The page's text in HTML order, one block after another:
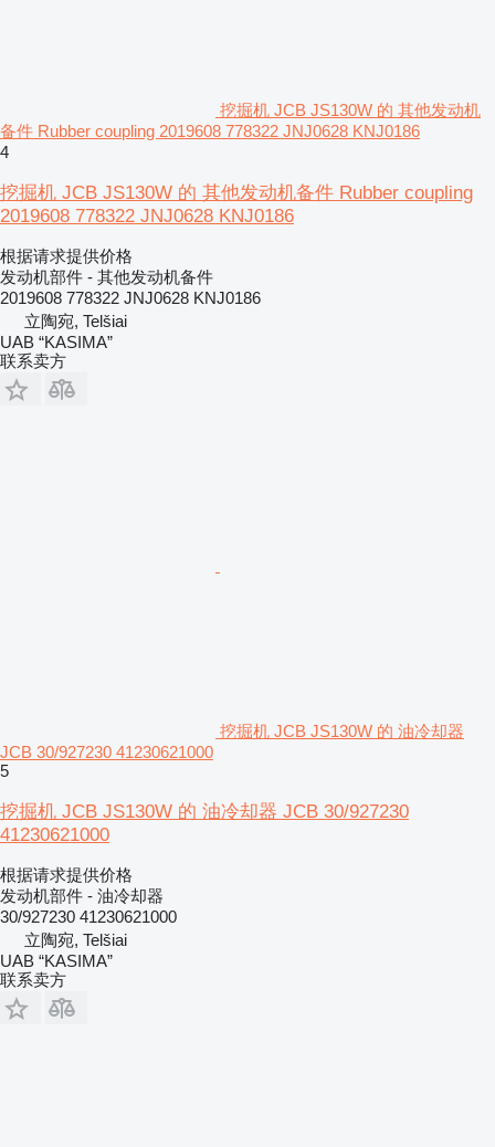
挖掘机 JCB JS130W 的 其他发动机
备件 Rubber coupling 2019608 778322 JNJ0628 KNJ0186
4
挖掘机 JCB JS130W 的 其他发动机备件 Rubber coupling
2019608 778322 JNJ0628 KNJ0186
根据请求提供价格
发动机部件 - 其他发动机备件
2019608 778322 JNJ0628 KNJ0186
立陶宛, Telšiai
UAB “KASIMA”
联系卖方
挖掘机 JCB JS130W 的 油冷却器
JCB 30/927230 41230621000
5
挖掘机 JCB JS130W 的 油冷却器 JCB 30/927230
41230621000
根据请求提供价格
发动机部件 - 油冷却器
30/927230 41230621000
立陶宛, Telšiai
UAB “KASIMA”
联系卖方